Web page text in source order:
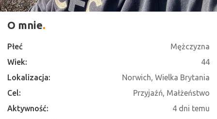
O mnie
Płeć
Mężczyzna
Wiek:
44
Lokalizacja:
Norwich, Wielka Brytania
Cel:
Przyjaźń, Małżeństwo
Aktywność:
4 dni temu